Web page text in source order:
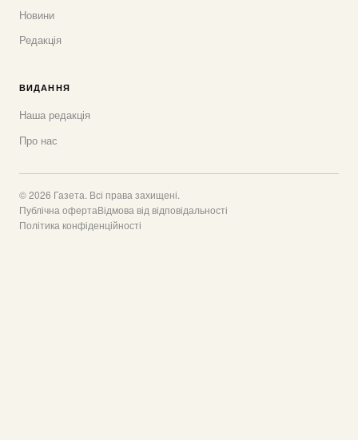
Новини
Редакція
ВИДАННЯ
Наша редакція
Про нас
© 2026 Газета. Всі права захищені.
Публічна офертаВідмова від відповідальності
Політика конфіденційності